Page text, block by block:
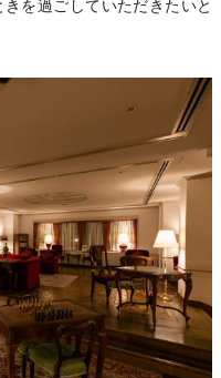
を過ごしていただきたいと